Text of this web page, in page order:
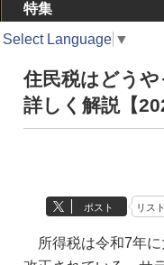
特集
Select Language ▼
住民税はどう
詳しく解説【
ポスト リスト
所得税は令和7年に